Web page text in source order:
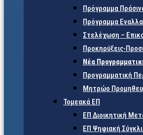
Πρόγραμμα
Πρόγραμμα
Στελέχωση –
Προκηρύξεις-
Νέα
Προγραμματική
Μητρώο
Τομεακά ΕΠ
ΕΠ Διοικητική
ΕΠ Ψηφιακή